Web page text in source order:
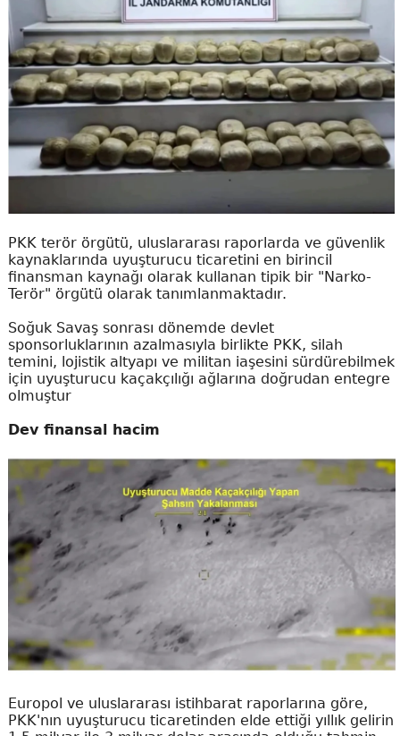
PKK terör örgütü, uluslararası raporlarda ve güvenlik
kaynaklarında uyuşturucu ticaretini en birincil
finansman kaynağı olarak kullanan tipik bir "Narko-
Terör" örgütü olarak tanımlanmaktadır.
Soğuk Savaş sonrası dönemde devlet
sponsorluklarının azalmasıyla birlikte PKK, silah
temini, lojistik altyapı ve militan iaşesini sürdürebilmek
için uyuşturucu kaçakçılığı ağlarına doğrudan entegre
olmuştur
Dev finansal hacim
Europol ve uluslararası istihbarat raporlarına göre,
PKK'nın uyuşturucu ticaretinden elde ettiği yıllık gelirin